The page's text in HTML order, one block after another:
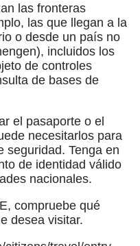
las fronteras
las que llegan a la
o desde un país no
incluidos los
de controles
de bases de
el pasaporte o el
necesitarlos para
seguridad. Tenga en
de identidad válido
nacionales.
compruebe qué
desea visitar.